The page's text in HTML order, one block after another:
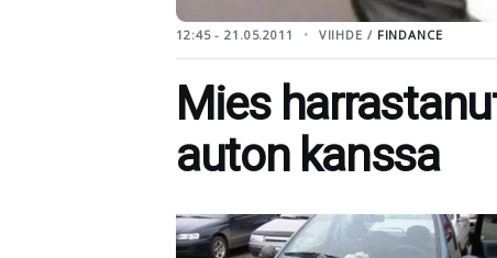
12:45 - 21.05.2011 VIIHDE / FINDANCE
Mies
auton kanssa